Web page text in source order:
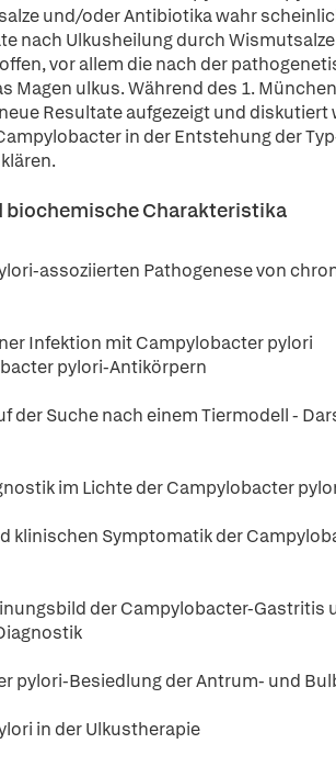
und/oder Antibiotika wahr
nach Ulkusheilung durch
vor allem die nach der
Magen ulkus. Während des 1.
Resultate aufgezeigt und diskutiert
in der Entstehung der
biochemische Charakteristika
assoziierten Pathogenese von
Infektion mit Campylobacter pylori
pylori-Antikörpern
der Suche nach einem Tiermodell -
im Lichte der Campylobacter
klinischen Symptomatik der
der Campylobacter-Gastritis
pylori-Besiedlung der Antrum- und
in der Ulkustherapie